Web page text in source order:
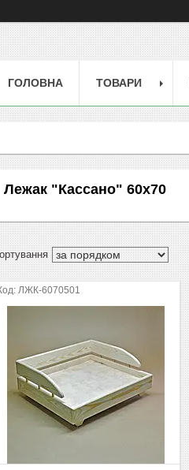
ГОЛОВНА ТОВАРИ
Лежак "Кассано" 60х70
ЛЖК-6070501